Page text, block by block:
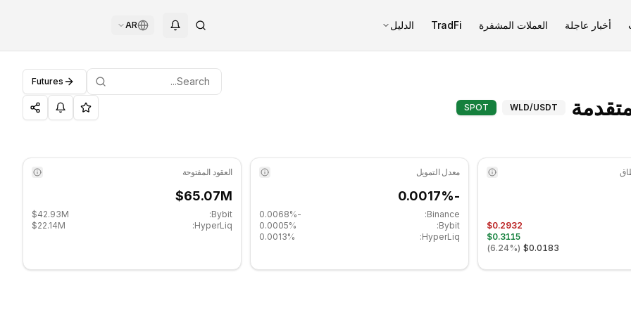
أخبار عاجلة العملات المشفرة TradFi الدليل AR
Futures
ورلدكوين (WLD) المؤشرات المتقدمة - COINOTAG
WLD/USDT
SPOT
$0.2932
$0.3115
$0.0183
(
6.24%
)
معدل التمويل
-0.0017%
Binance:
-0.0068%
Bybit:
0.0005%
HyperLiq:
0.0013%
العقود المفتوحة
$65.07M
Bybit:
$42.93M
HyperLiq:
$22.14M